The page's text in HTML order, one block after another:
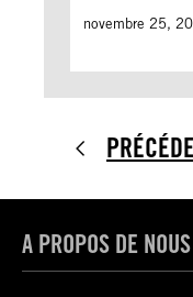
novembre 25,
A PROPOS DE NOUS